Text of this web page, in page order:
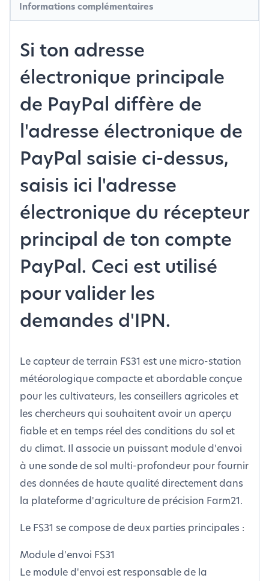
Informations complémentaires
Si ton adresse
électronique principale
de PayPal diffère de
l'adresse électronique de
PayPal saisie ci-dessus,
saisis ici l'adresse
électronique du récepteur
principal de ton compte
PayPal. Ceci est utilisé
pour valider les
demandes d'IPN.
Le capteur de terrain FS31 est une micro-station
météorologique compacte et abordable conçue
pour les cultivateurs, les conseillers agricoles et
les chercheurs qui souhaitent avoir un aperçu
fiable et en temps réel des conditions du sol et
du climat. Il associe un puissant module d'envoi
à une sonde de sol multi-profondeur pour fournir
des données de haute qualité directement dans
la plateforme d'agriculture de précision Farm21.
Le FS31 se compose de deux parties principales :
Module d'envoi FS31
Le module d'envoi est responsable de la